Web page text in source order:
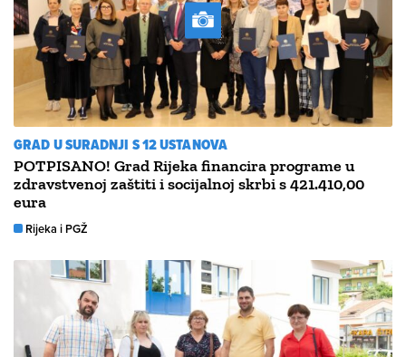
GRAD U SURADNJI S 12 USTANOVA
POTPISANO! Grad Rijeka financira programe u
zdravstvenoj zaštiti i socijalnoj skrbi s 421.410,00
eura
Rijeka i PGŽ